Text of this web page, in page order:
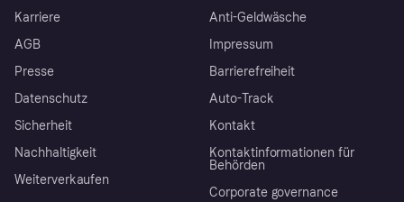
Karriere
AGB
Presse
Datenschutz
Sicherheit
Nachhaltigkeit
Weiterverkaufen
Anti-Geldwäsche
Impressum
Barrierefreiheit
Auto-Track
Kontakt
Kontaktinformationen für
Behörden
Corporate governance